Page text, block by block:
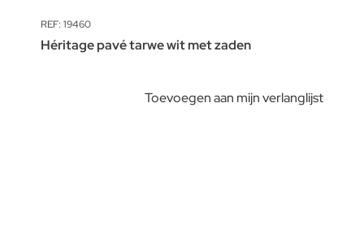
REF: 19460
Héritage pavé tarwe wit met zaden
Toevoegen aan mijn verlanglijst